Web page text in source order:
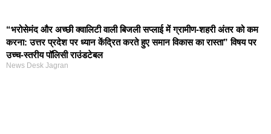
“भरोसेमंद और अच्छी क्वालिटी वाली बिजली सप्लाई में ग्रामीण-शहरी अंतर को कम
करना: उत्तर प्रदेश पर ध्यान केंद्रित करते हुए समान विकास का रास्ता” विषय पर
उच्च-स्तरीय पॉलिसी राउंडटेबल
News Desk Jagran